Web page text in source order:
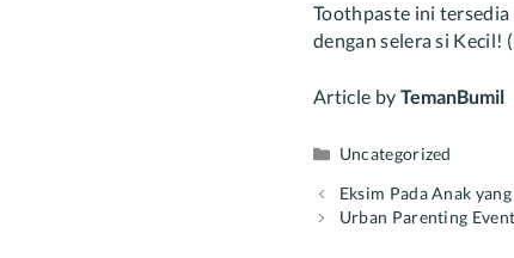
Toothpaste ini tersedia
dengan selera si Kecil!
Article by TemanBumil
Categories
Uncategorized
Post
navigation
Eksim Pada Anak
Urban Parenting